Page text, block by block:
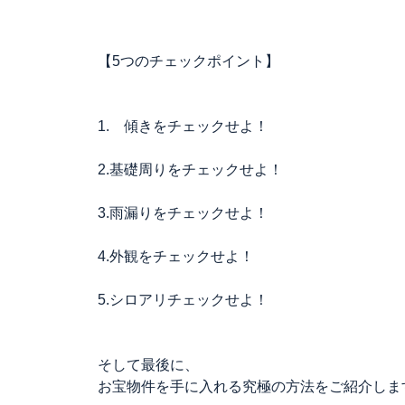
【5つのチェックポイント】
1. 傾きをチェックせよ！
2.基礎周りをチェックせよ！
3.雨漏りをチェックせよ！
4.外観をチェックせよ！
5.シロアリチェックせよ！
そして最後に、
お宝物件を手に入れる究極の方法をご紹介しま